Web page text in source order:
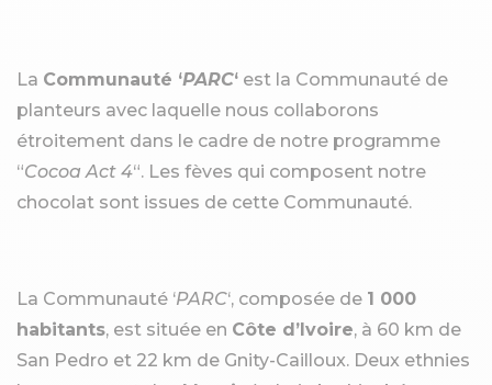
La Communauté ‘PARC‘ est la Communauté de
planteurs avec laquelle nous collaborons
étroitement dans le cadre de notre programme
“Cocoa Act 4“. Les fèves qui composent notre
chocolat sont issues de cette Communauté.
La Communauté ‘PARC‘, composée de 1 000
habitants, est située en Côte d’Ivoire, à 60 km de
San Pedro et 22 km de Gnity-Cailloux. Deux ethnies